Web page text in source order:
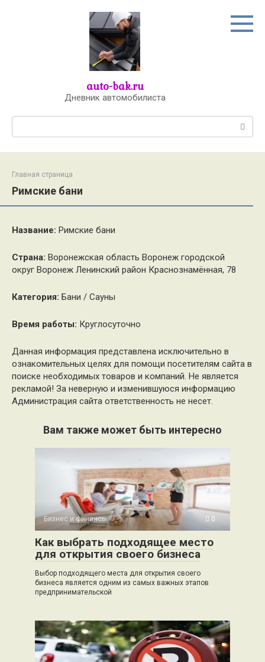
auto-bak.ru
Дневник автомобилиста
Главная страница
Римские бани
Название: Римские бани
Страна: Воронежская область Воронеж городской
округ Воронеж Ленинский район Краснознамённая, 78
Категория: Бани / Сауны
Время работы: Круглосуточно
Данная информация представлена исключительно в
ознакомительных целях для помощи посетителям сайта в
поиске необходимых товаров и компаний. Не является
рекламой! За неверную и изменившуюся информацию
Администрация сайта ответственность не несет.
Вам также может быть интересно
Бизнес и финансы 0
Как выбрать подходящее место
для открытия своего бизнеса
Выбор подходящего места для открытия своего
бизнеса является одним из самых важных этапов
предпринимательской